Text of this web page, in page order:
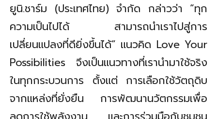
ยูนิ.ชาร์ม (ประเทศไทย) จำกัด กล่าวว่า “ทุก
ความเป็นไปได้ สามารถนำเราไปสู่การ
เปลี่ยนแปลงที่ดียิ่งขึ้นได้” แนวคิด Love Your
Possibilities จึงเป็นแนวทางที่เรานำมาใช้จริง
ในทุกกระบวนการ ตั้งแต่ การเลือกใช้วัตถุดิบ
จากแหล่งที่ยั่งยืน การพัฒนานวัตกรรมเพื่อ